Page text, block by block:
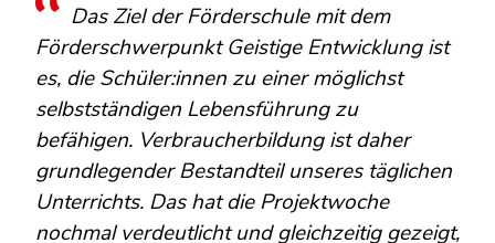
Das Ziel der Förderschule mit dem
Förderschwerpunkt Geistige Entwicklung ist
es, die Schüler:innen zu einer möglichst
selbstständigen Lebensführung zu
befähigen. Verbraucherbildung ist daher
grundlegender Bestandteil unseres täglichen
Unterrichts. Das hat die Projektwoche
nochmal verdeutlicht und gleichzeitig gezeigt,